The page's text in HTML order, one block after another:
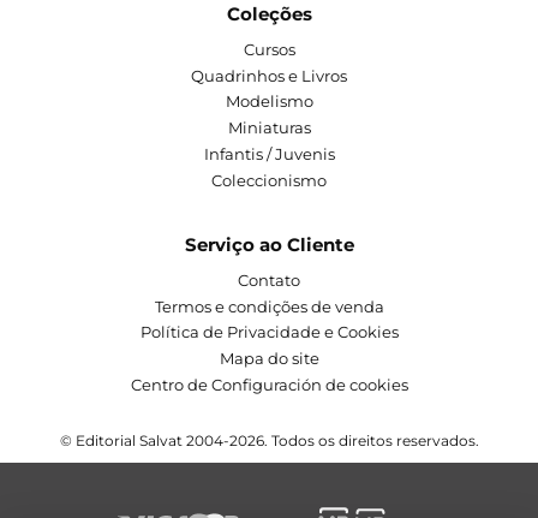
Coleções
Cursos
Quadrinhos e Livros
Modelismo
Miniaturas
Infantis / Juvenis
Coleccionismo
Serviço ao Cliente
Contato
Termos e condições de venda
Política de Privacidade e Cookies
Mapa do site
Centro de Configuración de cookies
© Editorial Salvat 2004-2026. Todos os direitos reservados.